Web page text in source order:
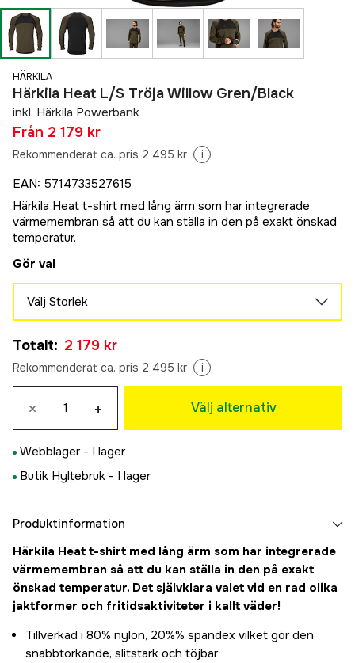
HÄRKILA
Härkila Heat L/S Tröja Willow Gren/Black
inkl. Härkila Powerbank
Från 2 179 kr
Rekommenderat ca. pris 2 495 kr i
EAN: 5714733527615
Härkila Heat t-shirt med lång ärm som har integrerade
värmemembran så att du kan ställa in den på exakt önskad
temperatur.
Gör val
Välj Storlek
2 179 kr
S
2 179 kr
2 179 kr
XL
XXL
2 179 kr
3XL
2 179 kr
4XL
2 179 kr
Totalt: 2 179 kr
Rekommenderat ca. pris 2 495 kr i
× + Välj alternativ
Webblager - I lager
Butik Hyltebruk - I lager
Produktinformation
Härkila Heat t-shirt med lång ärm som har integrerade
värmemembran så att du kan ställa in den på exakt
önskad temperatur. Det självklara valet vid en rad olika
jaktformer och fritidsaktiviteter i kallt väder!
Tillverkad i 80% nylon, 20%% spandex vilket gör den
snabbtorkande, slitstark och töjbar